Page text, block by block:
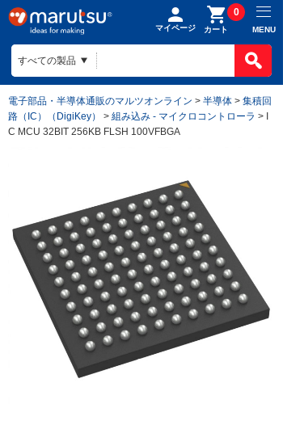
マイページ カート
0
MENU
電子部品・半導体通販のマルツオンライン > 半導体 > 集積回
路（IC）（DigiKey）
> 組み込み - マイクロコントローラ > I
C MCU 32BIT 256KB FLSH 100VFBGA